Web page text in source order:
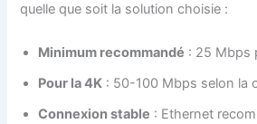
quelle que soit la solution choisie :
Minimum recommandé : 25 Mbps
Pour la 4K : 50-100 Mbps selon la
Connexion stable : Ethernet